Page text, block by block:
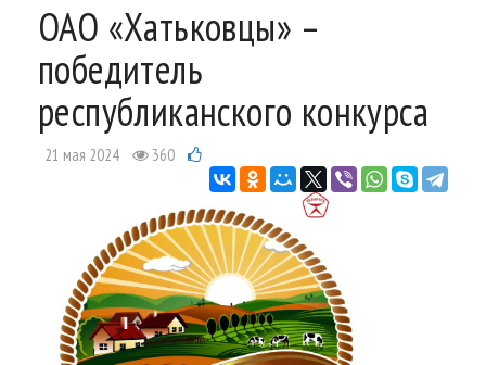
ОАО «Хатьковцы» –
победитель
республиканского конкурса
21 мая 2024 360